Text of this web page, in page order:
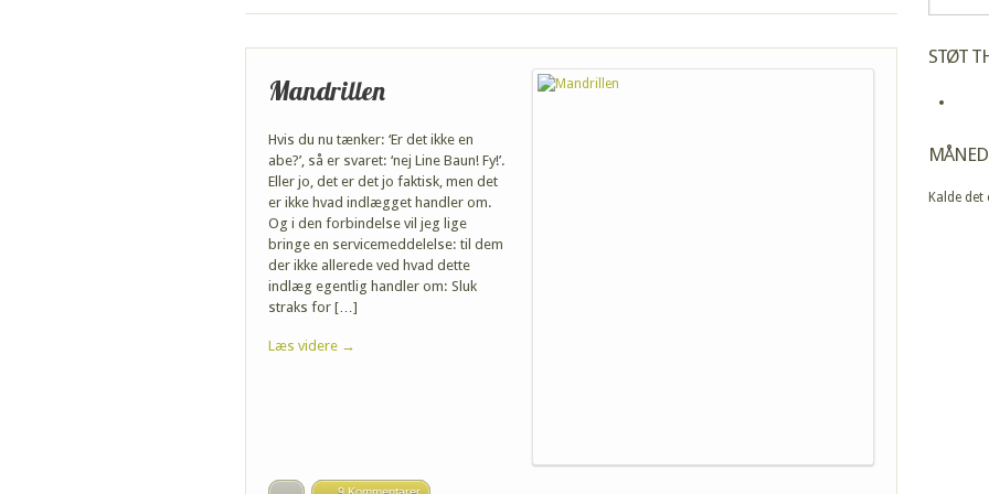
Mandrillen
Hvis du nu tænker: ‘Er det ikke en
abe?’, så er svaret: ‘nej Line Baun! Fy!’.
Eller jo, det er det jo faktisk, men det
er ikke hvad indlægget handler om.
Og i den forbindelse vil jeg lige
bringe en servicemeddelelse: til dem
der ikke allerede ved hvad dette
indlæg egentlig handler om: Sluk
straks for […]
Læs videre →
STØT
Kalde det